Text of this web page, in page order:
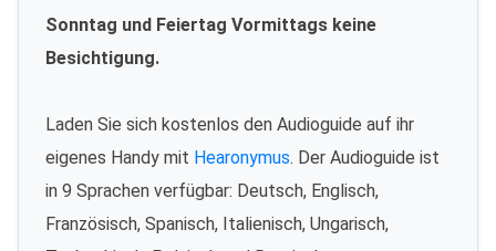
Sonntag und Feiertag Vormittags keine
Besichtigung.
Laden Sie sich kostenlos den Audioguide auf ihr
eigenes Handy mit Hearonymus. Der Audioguide ist
in 9 Sprachen verfügbar: Deutsch, Englisch,
Französisch, Spanisch, Italienisch, Ungarisch,